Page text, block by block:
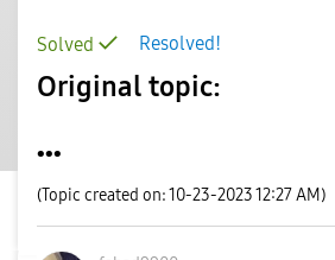
Resolved!
Solved
Original topic:
...
(Topic created on: 10-23-2023 12:27 AM)